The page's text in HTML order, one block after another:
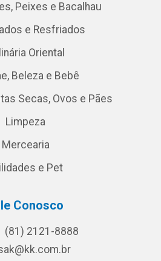
Peixes e Bacalhau
e Resfriados
Oriental
Beleza e Bebê
Secas, Ovos e Pães
Limpeza
Mercearia
e Pet
Conosco
(81) 2121-8888